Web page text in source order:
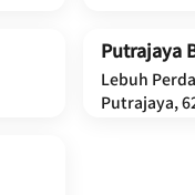
Putrajaya
Lebuh
Putrajaya,